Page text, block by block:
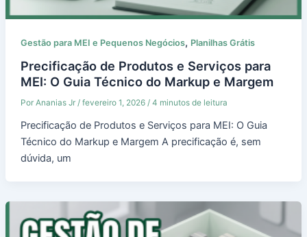
Gestão para MEI e Pequenos Negócios, Planilhas Grátis
Precificação de Produtos e Serviços para
MEI: O Guia Técnico do Markup e Margem
Por Ananias Jr / fevereiro 1, 2026 / 4 minutos de leitura
Precificação de Produtos e Serviços para MEI: O Guia
Técnico do Markup e Margem A precificação é, sem
dúvida, um